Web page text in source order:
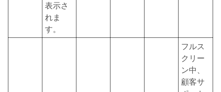
表示さ
れま
す。
フルス
クリー
ン中、
顧客サ